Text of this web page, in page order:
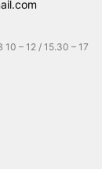
10 – 12 / 15.30 – 17